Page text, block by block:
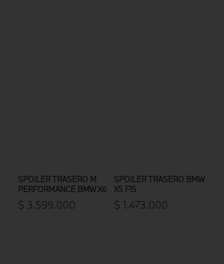
SPOILER TRASERO M
PERFORMANCE BMW X6
F16
$ 3.599.000
SPOILER TRASERO BMW
X5 F15
$ 1.473.000